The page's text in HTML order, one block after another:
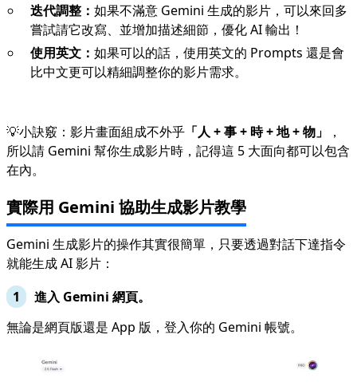
迭代調整： 如果不滿意 Gemini 生成的影片，可以來回多
嘗試請它改寫、並增加描述細節，優化 AI 輸出！
使用英文： 如果可以的話，使用英文的 Prompts 還是會
比中文更可以精細調整你的影片需求。
💡小訣竅：影片畫面組成不外乎 「人 + 事 + 時 + 地 + 物」
，
所以請 Gemini 幫你生成影片時，記得這 5 大面向都可以包含
在內。
實際用 Gemini 協助生成影片教學
Gemini 生成影片的操作其實很簡單，只要透過對話下達指令
就能生成 AI 影片：
進入 Gemini 網頁。
無論是網頁版還是 App 版，登入你的 Gemini 帳號。